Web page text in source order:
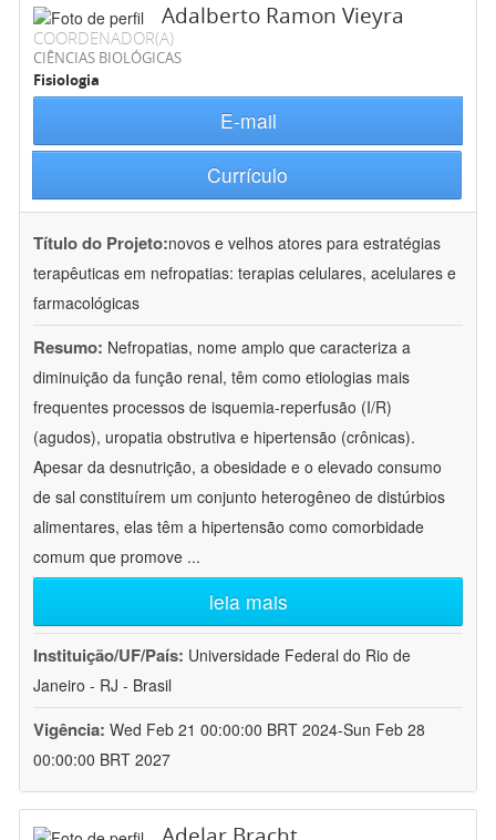
Adalberto Ramon Vieyra
COORDENADOR(A)
CIÊNCIAS BIOLÓGICAS
Fisiologia
E-mail
Currículo
Título do Projeto:novos e velhos atores para estratégias
terapêuticas em nefropatias: terapias celulares, acelulares e
farmacológicas
Resumo: Nefropatias, nome amplo que caracteriza a
diminuição da função renal, têm como etiologias mais
frequentes processos de isquemia-reperfusão (I/R)
(agudos), uropatia obstrutiva e hipertensão (crônicas).
Apesar da desnutrição, a obesidade e o elevado consumo
de sal constituírem um conjunto heterogêneo de distúrbios
alimentares, elas têm a hipertensão como comorbidade
comum que promove ...
leia mais
Instituição/UF/País: Universidade Federal do Rio de
Janeiro - RJ - Brasil
Vigência: Wed Feb 21 00:00:00 BRT 2024-Sun Feb 28
00:00:00 BRT 2027